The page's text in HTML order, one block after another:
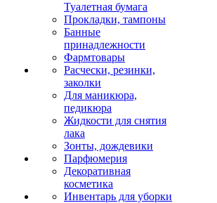
Туалетная бумага
Прокладки, тампоны
Банные
принадлежности
Фармтовары
Расчески, резинки,
заколки
Для маникюра,
педикюра
Жидкости для снятия
лака
Зонты, дождевики
Парфюмерия
Декоративная
косметика
Инвентарь для уборки